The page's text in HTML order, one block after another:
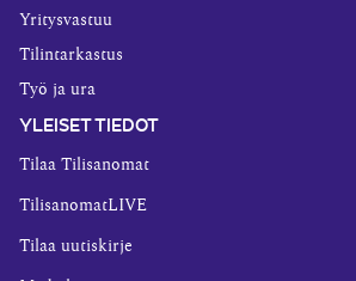
Yritysvastuu
Tilintarkastus
Työ ja ura
YLEISET TIEDOT
Tilaa Tilisanomat
TilisanomatLIVE
Tilaa uutiskirje